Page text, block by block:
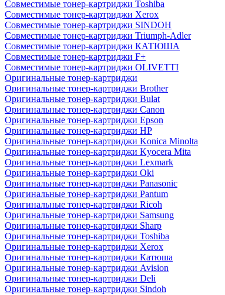
Совместимые тонер-картриджи Toshiba
Совместимые тонер-картриджи Xerox
Совместимые тонер-картриджи SINDOH
Совместимые тонер-картриджи Triumph-Adler
Совместимые тонер-картриджи КАТЮША
Совместимые тонер-картриджи F+
Совместимые тонер-картриджи OLIVETTI
Оригинальные тонер-картриджи
Оригинальные тонер-картриджи Brother
Оригинальные тонер-картриджи Bulat
Оригинальные тонер-картриджи Canon
Оригинальные тонер-картриджи Epson
Оригинальные тонер-картриджи HP
Оригинальные тонер-картриджи Konica Minolta
Оригинальные тонер-картриджи Kyocera Mita
Оригинальные тонер-картриджи Lexmark
Оригинальные тонер-картриджи Oki
Оригинальные тонер-картриджи Panasonic
Оригинальные тонер-картриджи Pantum
Оригинальные тонер-картриджи Ricoh
Оригинальные тонер-картриджи Samsung
Оригинальные тонер-картриджи Sharp
Оригинальные тонер-картриджи Toshiba
Оригинальные тонер-картриджи Xerox
Оригинальные тонер-картриджи Катюша
Оригинальные тонер-картриджи Avision
Оригинальные тонер-картриджи Deli
Оригинальные тонер-картриджи Sindoh